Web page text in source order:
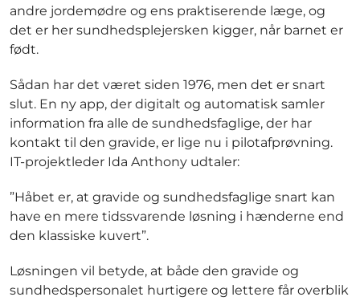
andre jordemødre og ens praktiserende læge, og
det er her sundhedsplejersken kigger, når barnet er
født.
Sådan har det været siden 1976, men det er snart
slut. En ny app, der digitalt og automatisk samler
information fra alle de sundhedsfaglige, der har
kontakt til den gravide, er lige nu i pilotafprøvning.
IT-projektleder Ida Anthony udtaler:
”Håbet er, at gravide og sundhedsfaglige snart kan
have en mere tidssvarende løsning i hænderne end
den klassiske kuvert”.
Løsningen vil betyde, at både den gravide og
sundhedspersonalet hurtigere og lettere får overblik